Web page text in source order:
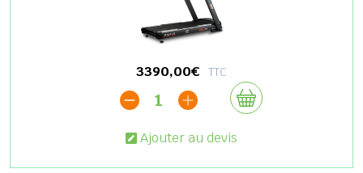
3390,00€ TTC
1
Ajouter au devis